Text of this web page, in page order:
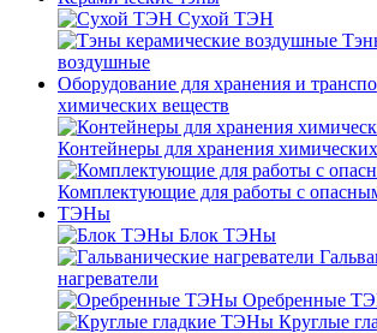
Сухой ТЭН
воздушные
Оборудование для хранения и
химических веществ
Контейнеры для хранения
Комплектующие для работы с
ТЭНы
Блок ТЭНы
нагреватели
Оребренные
Круглые